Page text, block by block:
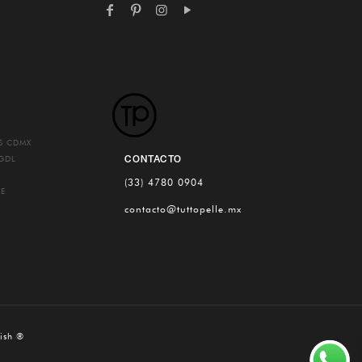
CDMX
CONTACTO
(33) 4780 0904
contacto@tuttopelle.mx
®